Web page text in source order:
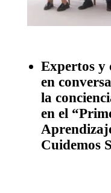
Expertos y
en
la
en el
Cuidemos